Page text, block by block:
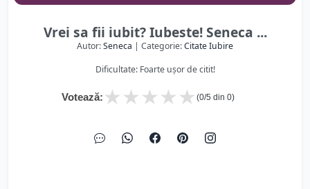
Vrei sa fii iubit? Iubeste! Seneca ...
Autor:Seneca | Categorie:Citate Iubire
Dificultate: Foarte ușor de citit!
Votează: ★
★
★
★
★ (0/5 din 0)